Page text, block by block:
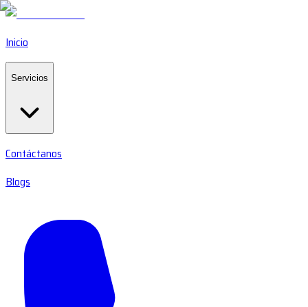
Inicio
Servicios
Contáctanos
Blogs